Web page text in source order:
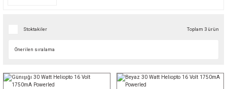
Stoktakiler Toplam 3 ürün